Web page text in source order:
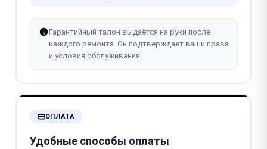
Гарантийный талон выдаётся на руки после
каждого ремонта. Он подтверждает ваши права
и условия обслуживания.
ОПЛАТА
Удобные способы оплаты